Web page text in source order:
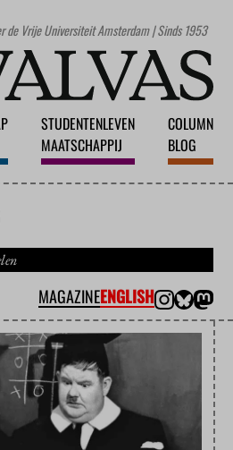
de Vrije Universiteit Amsterdam | Sinds 1953
STUDENTENLEVEN
MAATSCHAPPIJ
COLUMN
BLOG
MAGAZINEENGLISH